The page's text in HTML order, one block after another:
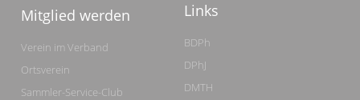
Mitglied werden
Verein im Verband
Ortsverein
Sammler-Service-Club
Links
BDPh
DPhJ
DMTH